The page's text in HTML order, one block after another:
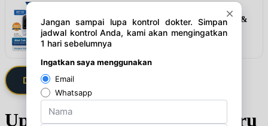
Alat Cek 3in1 Elvasense (Gula Darah, Kolesterol &
Asam Urat)
Lihat detail & harga →
Daftarkan Saya via Member VIP
Update Jadwal Dokter terbaru